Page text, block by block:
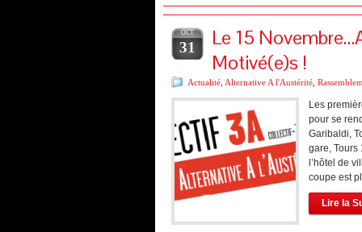
OCT
31
Le 15
Motivé(e)s !
Actualité Alternative A l'Austérité
Les
pour se
Garibaldi,
gare,
l’hôtel de
coupe est
Lire la